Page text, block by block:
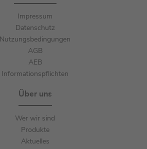
Impressum
Datenschutz
Nutzungsbedingungen
AGB
AEB
Informationspflichten
Über uns
Wer wir sind
Produkte
Aktuelles